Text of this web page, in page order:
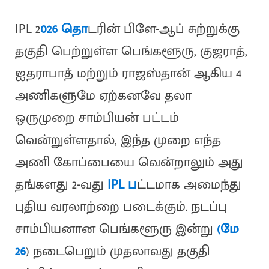
IPL 2026 தொடரின் பிளே-ஆப் சுற்றுக்கு
தகுதி பெற்றுள்ள பெங்களூரு, குஜராத்,
ஐதராபாத் மற்றும் ராஜஸ்தான் ஆகிய 4
அணிகளுமே ஏற்கனவே தலா
ஒருமுறை சாம்பியன் பட்டம்
வென்றுள்ளதால், இந்த முறை எந்த
அணி கோப்பையை வென்றாலும் அது
தங்களது 2-வது IPL பட்டமாக அமைந்து
புதிய வரலாற்றை படைக்கும். நடப்பு
சாம்பியனான பெங்களூரு இன்று (மே
26) நடைபெறும் முதலாவது தகுதி